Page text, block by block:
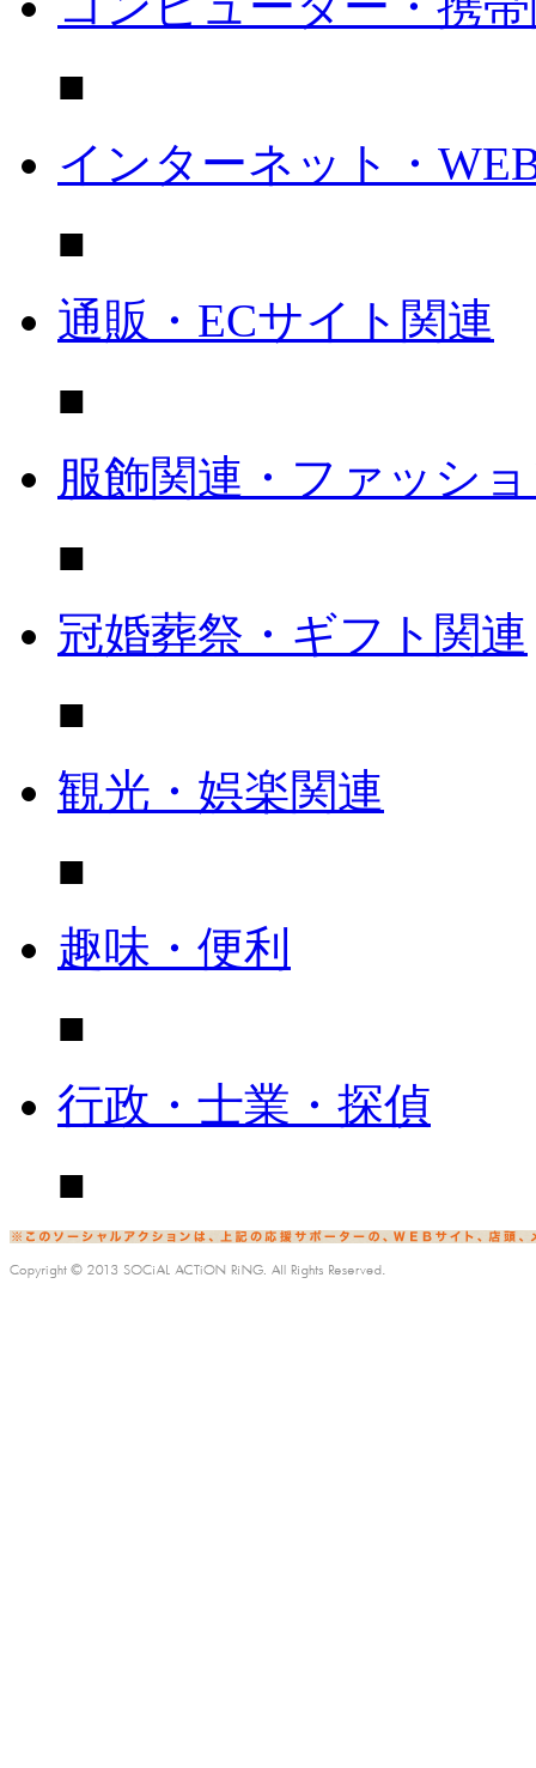
■
インターネット・
■
通販・ECサイト関連
■
服飾関連・ファッシ
■
冠婚葬祭・ギフト関連
■
観光・娯楽関連
■
趣味・便利
■
行政・士業・探偵
■